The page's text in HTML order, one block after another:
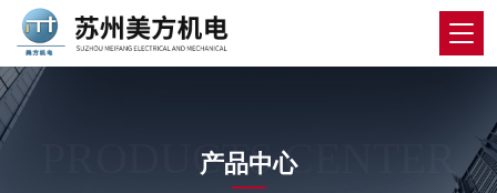
PRODUCTS CENTER
产品中心